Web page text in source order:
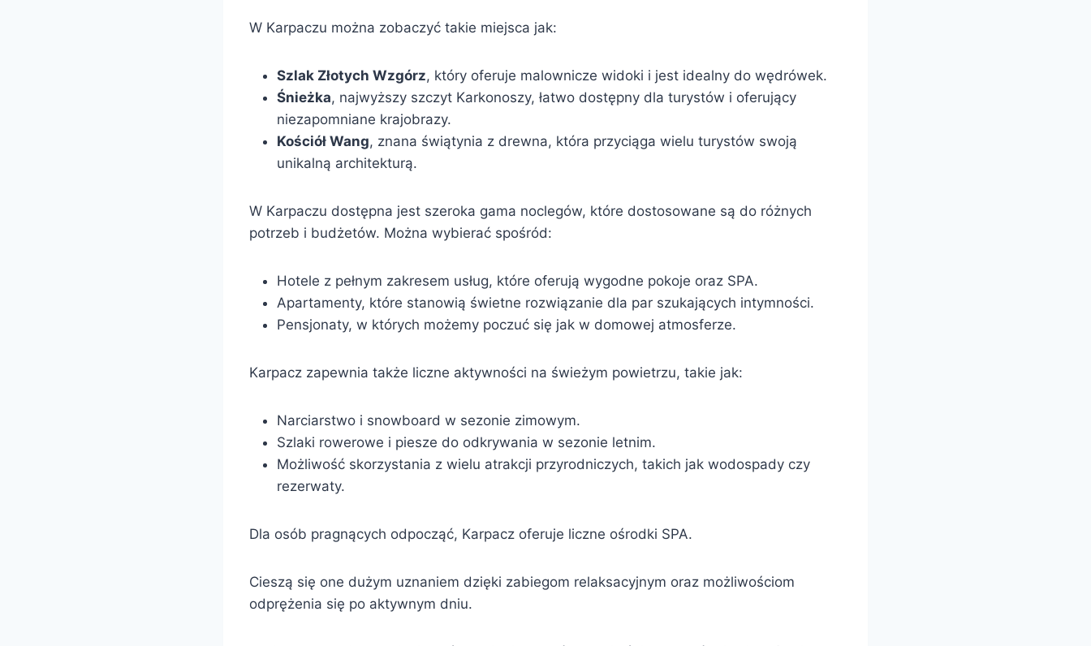
W Karpaczu można zobaczyć takie miejsca jak:
Szlak Złotych Wzgórz, który oferuje malownicze widoki i jest idealny do wędrówek.
Śnieżka, najwyższy szczyt Karkonoszy, łatwo dostępny dla turystów i oferujący
niezapomniane krajobrazy.
Kościół Wang, znana świątynia z drewna, która przyciąga wielu turystów swoją
unikalną architekturą.
W Karpaczu dostępna jest szeroka gama noclegów, które dostosowane są do różnych
potrzeb i budżetów. Można wybierać spośród:
Hotele z pełnym zakresem usług, które oferują wygodne pokoje oraz SPA.
Apartamenty, które stanowią świetne rozwiązanie dla par szukających intymności.
Pensjonaty, w których możemy poczuć się jak w domowej atmosferze.
Karpacz zapewnia także liczne aktywności na świeżym powietrzu, takie jak:
Narciarstwo i snowboard w sezonie zimowym.
Szlaki rowerowe i piesze do odkrywania w sezonie letnim.
Możliwość skorzystania z wielu atrakcji przyrodniczych, takich jak wodospady czy
rezerwaty.
Dla osób pragnących odpocząć, Karpacz oferuje liczne ośrodki SPA.
Cieszą się one dużym uznaniem dzięki zabiegom relaksacyjnym oraz możliwościom
odprężenia się po aktywnym dniu.